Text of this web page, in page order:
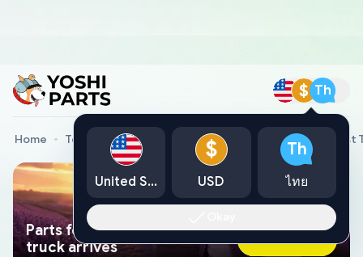
$ Th
Home Toyota Genuine Parts Converter Assy, W/Catalyst
Parts found faster than a tow
truck arrives
Ask AI Now
United States
$
USD
Th
ไทย